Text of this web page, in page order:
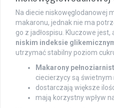
Na diecie niskowęglodanowej
makaronu, jednak nie ma
go z jadłospisu. Kluczowe
niskim indeksie
utrzymać stabilny poziom
Makarony
ciecierzycy są
dostarczają większe
mają korzystny wpływ